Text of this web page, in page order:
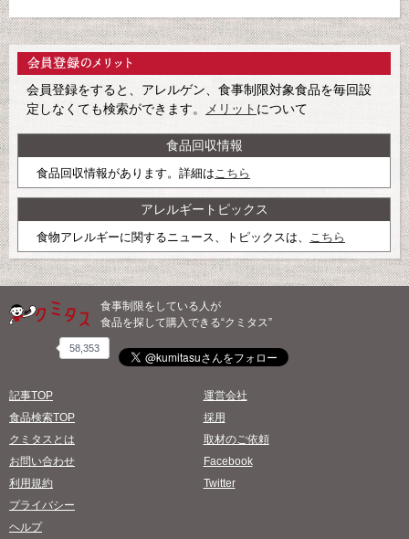
会員登録をすると、アレルゲン、食事制限対象食品を毎回設
定しなくても検索ができます。
メリット について
食品回収情報
食品回収情報があります。詳細はこちら
アレルギートピックス
食物アレルギーに関するニュース、トピックスは、 こちら
食事制限をしている人が
食品を探して購入できる“クミタス”
58,353
記事TOP
食品検索TOP
クミタスとは
お問い合わせ
利用規約
プライバシー
ヘルプ
運営会社
採用
取材のご依頼
Facebook
Twitter